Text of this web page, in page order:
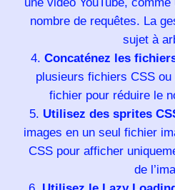
nombre de requêtes. La
sujet à
Concaténez les
plusieurs fichiers CSS
fichier pour réduire le
Utilisez des sprites
images en un seul fichier
CSS pour afficher
de